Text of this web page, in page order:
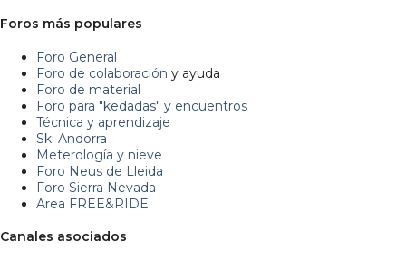
Foros más populares
Foro General
Foro de colaboración y ayuda
Foro de material
Foro para "kedadas" y encuentros
Técnica y aprendizaje
Ski Andorra
Meterología y nieve
Foro Neus de Lleida
Foro Sierra Nevada
Area FREE&RIDE
Canales asociados